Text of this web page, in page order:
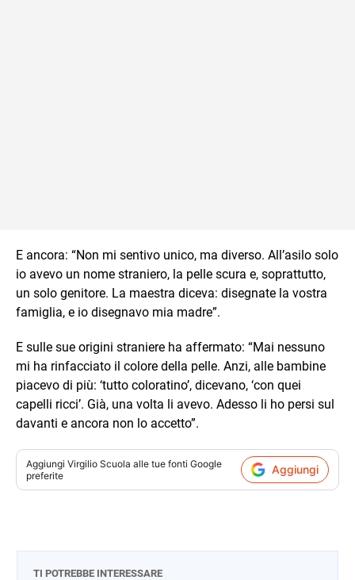
E ancora: “Non mi sentivo unico, ma diverso. All’asilo solo
io avevo un nome straniero, la pelle scura e, soprattutto,
un solo genitore. La maestra diceva: disegnate la vostra
famiglia, e io disegnavo mia madre”.
E sulle sue origini straniere ha affermato: “Mai nessuno
mi ha rinfacciato il colore della pelle. Anzi, alle bambine
piacevo di più: ‘tutto coloratino’, dicevano, ‘con quei
capelli ricci’. Già, una volta li avevo. Adesso li ho persi sul
davanti e ancora non lo accetto”.
Aggiungi Virgilio Scuola alle tue fonti Google
preferite
Aggiungi
TI POTREBBE INTERESSARE